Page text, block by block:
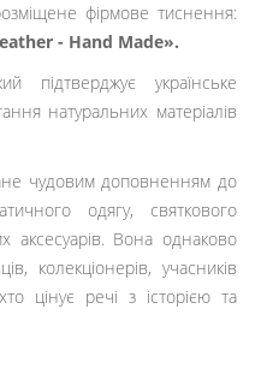
фірмове тиснення:
- Hand Made».
підтверджує українське
натуральних матеріалів
чудовим доповненням до
одягу, святкового
аксесуарів. Вона однаково
колекціонерів, учасників
цінує речі з історією та